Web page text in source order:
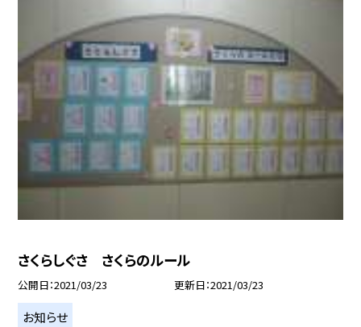
さくらしぐさ さくらのルール
公開日 2021/03/23 更新日 2021/03/23
お知らせ